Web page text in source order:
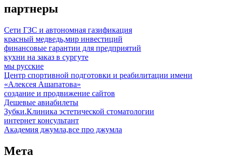
партнеры
Сети ГЗС и автономная газификация
красный медведь,мир инвестиций
финансовые гарантии для предприятий
кухни на заказ в сургуте
мы русские
Центр спортивной подготовки и реабилитации имени
«Алексея Ашапатова»
создание и продвижение сайтов
Дешевые авиабилеты
Зубки.Клиника эстетической стоматологии
интернет консультант
Академия джумла,все про джумла
Мета